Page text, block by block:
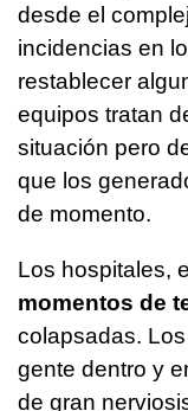
desde el
incidencias en
restablecer
equipos tratan
situación pero
que los
de momento.
Los hospitales,
momentos de
colapsadas.
gente dentro y
de gran